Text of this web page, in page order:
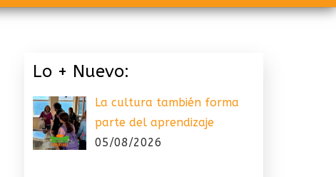
Lo + Nuevo:
La cultura también forma
parte del aprendizaje
05/08/2026